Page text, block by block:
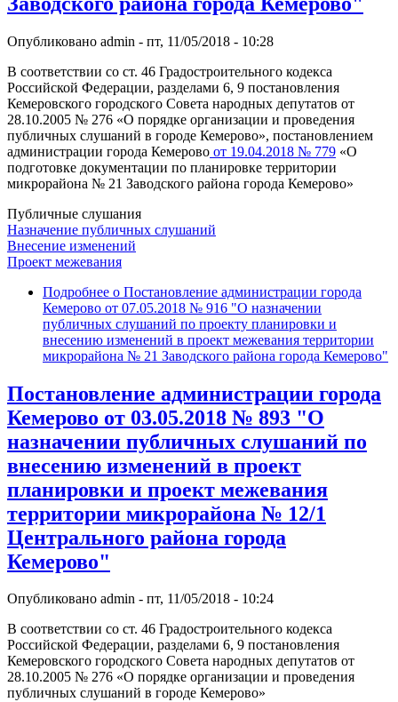
Опубликовано admin - пт, 11/05/2018 - 10:28
В соответствии со ст. 46 Градостроительного кодекса
Российской Федерации, разделами 6, 9 постановления
Кемеровского городского Совета народных депутатов от
28.10.2005 № 276 «О порядке организации и проведения
публичных слушаний в городе Кемерово», постановлением
администрации города Кемерово от 19.04.2018 № 779 «О
подготовке документации по планировке территории
микрорайона № 21 Заводского района города Кемерово»
Публичные слушания
Назначение публичных слушаний
Внесение изменений
Проект межевания
Подробнее о Постановление администрации города
Кемерово от 07.05.2018 № 916 "О назначении
публичных слушаний по проекту планировки и
внесению изменений в проект межевания территории
микрорайона № 21 Заводского района города Кемерово"
Постановление администрации города
Кемерово от 03.05.2018 № 893 "О
назначении публичных слушаний по
внесению изменений в проект
планировки и проект межевания
территории микрорайона № 12/1
Центрального района города
Кемерово"
Опубликовано admin - пт, 11/05/2018 - 10:24
В соответствии со ст. 46 Градостроительного кодекса
Российской Федерации, разделами 6, 9 постановления
Кемеровского городского Совета народных депутатов от
28.10.2005 № 276 «О порядке организации и проведения
публичных слушаний в городе Кемерово»